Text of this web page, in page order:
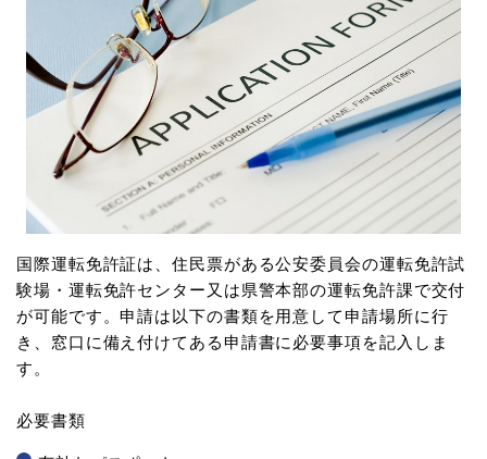
国際運転免許証は、住民票がある公安委員会の運転免許試
験場・運転免許センター又は県警本部の運転免許課で交付
が可能です。申請は以下の書類を用意して申請場所に行
き、窓口に備え付けてある申請書に必要事項を記入しま
す。
必要書類